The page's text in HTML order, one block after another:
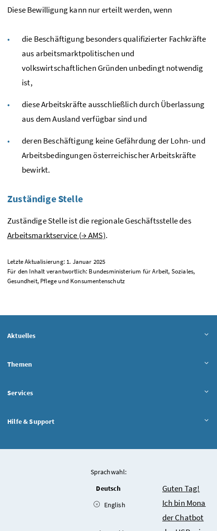
Diese Bewilligung kann nur erteilt werden, wenn
die Beschäftigung besonders qualifizierter Fachkräfte
aus arbeitsmarktpolitischen und
volkswirtschaftlichen Gründen unbedingt notwendig
ist,
diese Arbeitskräfte ausschließlich durch Überlassung
aus dem Ausland verfügbar sind und
deren Beschäftigung keine Gefährdung der Lohn- und
Arbeitsbedingungen österreichischer Arbeitskräfte
bewirkt.
Zuständige Stelle
Zuständige Stelle ist die regionale Geschäftsstelle des
Arbeitsmarktservice (→AMS).
Letzte Aktualisierung: 1. Januar 2025
Für den Inhalt verantwortlich: Bundesministerium für Arbeit, Soziales,
Gesundheit, Pflege und Konsumentenschutz
Aktuelles
Themen
Services
Hilfe & Support
Sprachwahl:
Deutsch
English
Chatbot
Guten Tag!
Ich bin Mona
der Chatbot